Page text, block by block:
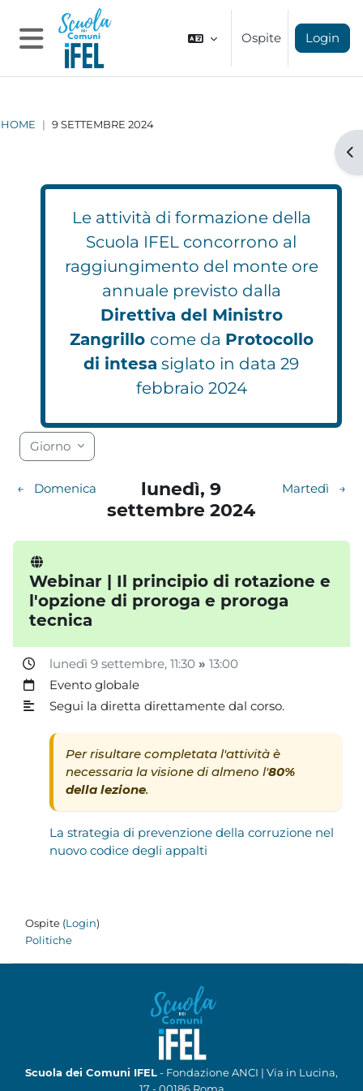
Vai al contenuto principale
Pannello laterale
Ospite Login
HOME 9 SETTEMBRE 2024
Le attività di formazione della
Scuola IFEL concorrono al
raggiungimento del monte ore
annuale previsto dalla
Direttiva del Ministro
Zangrillo come da Protocollo
di intesa siglato in data 29
febbraio 2024
Blocchi
Blocchi
Blocchi
Blocchi
Blocchi
Blocchi
Blocchi
Blocchi
Blocchi
Blocchi
Blocchi
Blocchi
Blocchi
Blocchi
Blocchi
Blocchi
Blocchi
Blocchi
Giorno
← Domenica
lunedì, 9
settembre 2024
Martedì →
Webinar | Il principio di rotazione e
l'opzione di proroga e proroga
tecnica
lunedì 9 settembre, 11:30» 13:00
Evento globale
Segui la diretta direttamente dal corso.
Per risultare completata l'attività è
necessaria la visione di almeno l'80%
della lezione.
La strategia di prevenzione della corruzione nel
nuovo codice degli appalti
Ospite (Login)
Politiche
Scuola dei Comuni IFEL- Fondazione ANCI | Via in Lucina,